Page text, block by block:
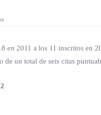
en 2011 a los 11 inscritos en
de un total de seis citas